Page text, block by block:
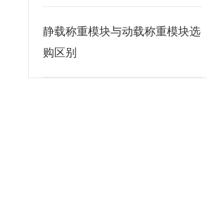
静载称重模块与动载称重模块选
购区别